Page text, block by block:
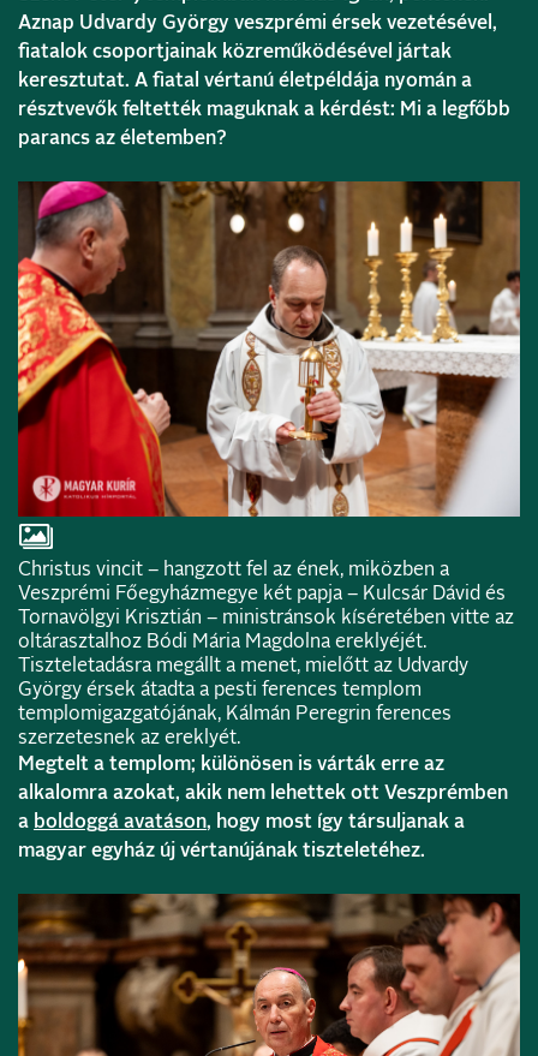
Aznap Udvardy György veszprémi érsek vezetésével,
fiatalok csoportjainak közreműködésével jártak
keresztutat. A fiatal vértanú életpéldája nyomán a
résztvevők feltették maguknak a kérdést: Mi a legfőbb
parancs az életemben?
Christus vincit – hangzott fel az ének, miközben a
Veszprémi Főegyházmegye két papja – Kulcsár Dávid és
Tornavölgyi Krisztián – ministránsok kíséretében vitte az
oltárasztalhoz Bódi Mária Magdolna ereklyéjét.
Tiszteletadásra megállt a menet, mielőtt az Udvardy
György érsek átadta a pesti ferences templom
templomigazgatójának, Kálmán Peregrin ferences
szerzetesnek az ereklyét.
Megtelt a templom; különösen is várták erre az
alkalomra azokat, akik nem lehettek ott Veszprémben
a boldoggá avatáson, hogy most így társuljanak a
magyar egyház új vértanújának tiszteletéhez.